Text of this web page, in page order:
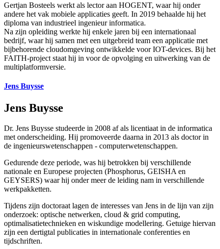
Gertjan Bosteels werkt als lector aan HOGENT, waar hij onder
andere het vak mobiele applicaties geeft. In 2019 behaalde hij het
diploma van industrieel ingenieur informatica.
Na zijn opleiding werkte hij enkele jaren bij een internationaal
bedrijf, waar hij samen met een uitgebreid team een applicatie met
bijbehorende cloudomgeving ontwikkelde voor IOT-devices. Bij het
FAITH-project staat hij in voor de opvolging en uitwerking van de
multiplatformversie.
Jens Buysse
Jens Buysse
Dr. Jens Buysse studeerde in 2008 af als licentiaat in de informatica
met onderscheiding. Hij promoveerde daarna in 2013 als doctor in
de ingenieurswetenschappen - computer­wetenschappen.
Gedurende deze periode, was hij betrokken bij verschillende
nationale en Europese projecten (Phosphorus, GEISHA en
GEYSERS) waar hij onder meer de leiding nam in verschillende
werkpakketten.
Tijdens zijn doctoraat lagen de interesses van Jens in de lijn van zijn
onderzoek: optische netwerken, cloud & grid computing,
optimalisatietechnieken en wiskundige modellering. Getuige hiervan
zijn een dertigtal publicaties in internationale conferenties en
tijdschriften.